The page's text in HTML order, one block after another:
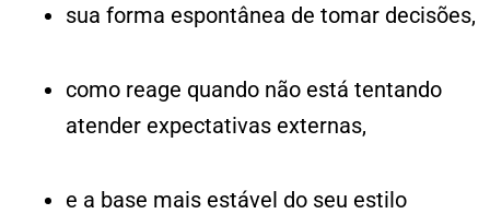
sua forma espontânea de tomar decisões,
como reage quando não está tentando
atender expectativas externas,
e a base mais estável do seu estilo